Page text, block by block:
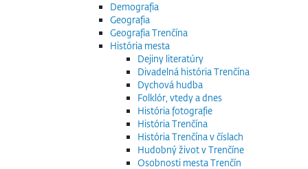
Demografia
Geografia
Geografia Trenčína
História mesta
Dejiny literatúry
Divadelná história Trenčína
Dychová hudba
Folklór, vtedy a dnes
História fotografie
História Trenčína
História Trenčína v číslach
Hudobný život v Trenčíne
Osobnosti mesta Trenčín